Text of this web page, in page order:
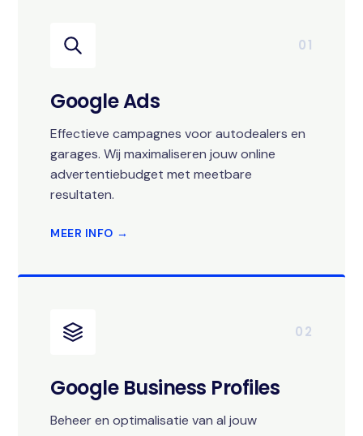
01
Google Ads
Effectieve campagnes voor autodealers en
garages. Wij maximaliseren jouw online
advertentiebudget met meetbare
resultaten.
MEER INFO →
02
Google Business Profiles
Beheer en optimalisatie van al jouw